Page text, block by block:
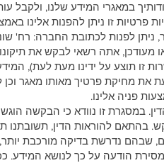
במאגרי המידע שלנו, ולקבל
זו ניתן להפנות אלינו
זו תוצע על ידינו מעת לעת),
פרטיך מאותו מאגר וכן
פניה אלינו.
במסגרת זו נוודא כי הבקשה
להוראות הדין, תשובתנו
נדרשת בדיקה מורכבת יותר,
ימים, ובכפוף למסירת הודעה על כך